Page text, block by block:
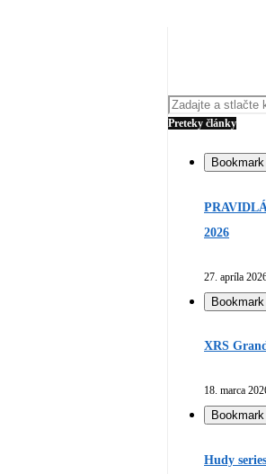
Preteky články
Bookmark
2026
27. apríla
Bookmark
XRS
18. marca
Bookmark
Hudy